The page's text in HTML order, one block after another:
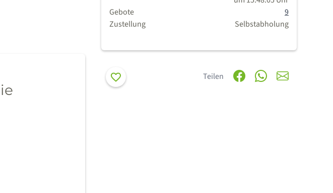
Gebote
9
Zustellung
Selbstabholung
Merken Teilen